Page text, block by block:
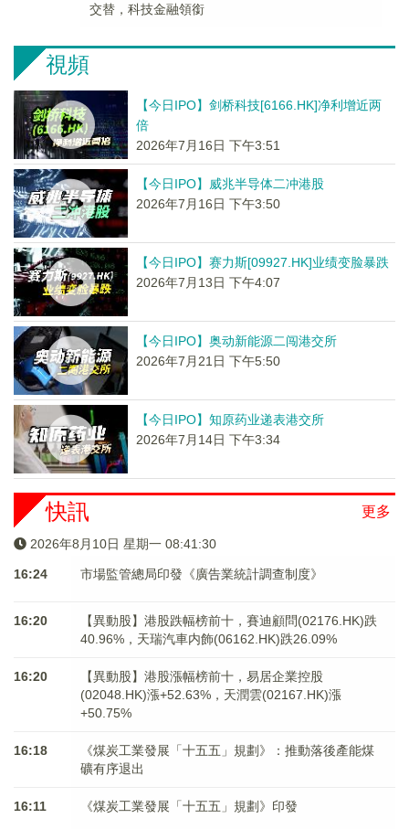
交替，科技金融領銜
視頻
【今日IPO】剑桥科技[6166.HK]净利增近两
倍
2026年7月16日 下午3:51
【今日IPO】威兆半导体二冲港股
2026年7月16日 下午3:50
【今日IPO】赛力斯[09927.HK]业绩变脸暴跌
2026年7月13日 下午4:07
【今日IPO】奥动新能源二闯港交所
2026年7月21日 下午5:50
【今日IPO】知原药业递表港交所
2026年7月14日 下午3:34
更多
快訊
2026年8月10日 星期一 08:41:30
16:24 市場監管總局印發《廣告業統計調查制度》
16:20
【異動股】港股跌幅榜前十，賽迪顧問(02176.HK)跌
40.96%，天瑞汽車内飾(06162.HK)跌26.09%
16:20
【異動股】港股漲幅榜前十，易居企業控股
(02048.HK)漲+52.63%，天潤雲(02167.HK)漲
+50.75%
16:18
《煤炭工業發展「十五五」規劃》：推動落後產能煤
礦有序退出
16:11 《煤炭工業發展「十五五」規劃》印發